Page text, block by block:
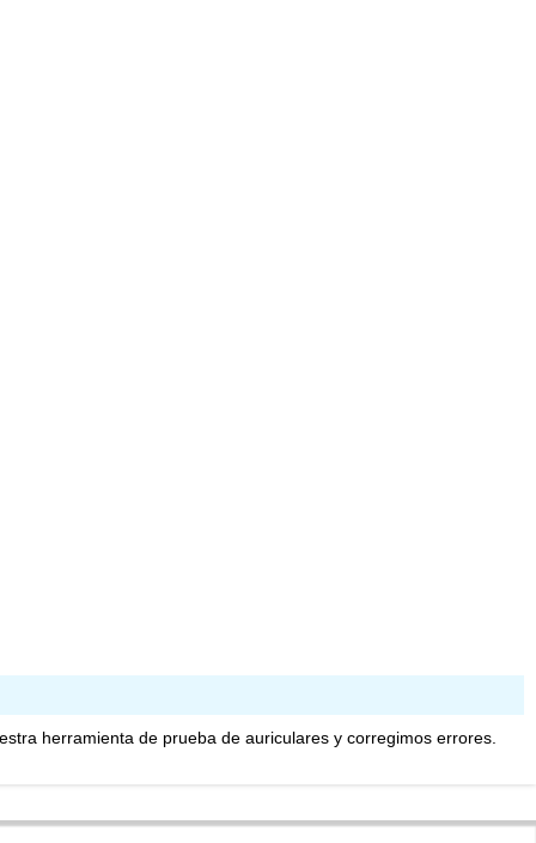
herramienta de prueba de auriculares y corregimos errores.